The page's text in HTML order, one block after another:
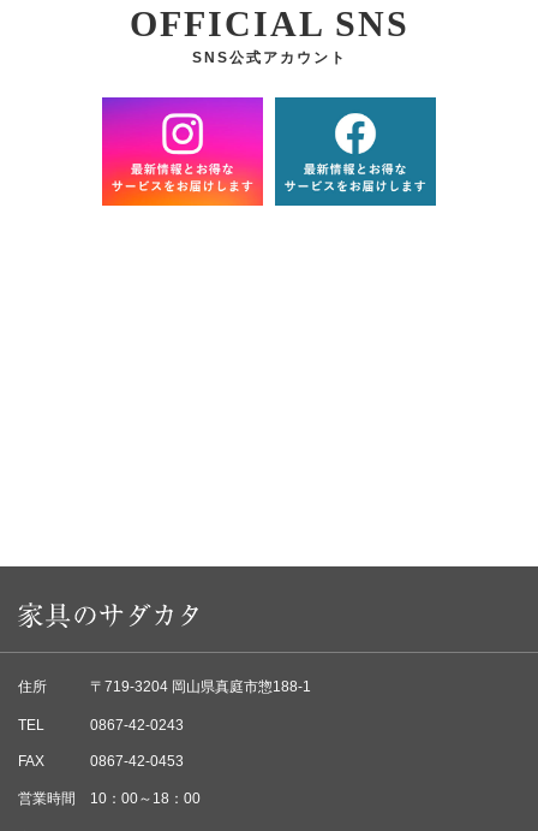
OFFICIAL SNS
SNS公式アカウント
住所 〒719-3204 岡山県真庭市惣188-1
TEL 0867-42-0243
FAX 0867-42-0453
営業時間 10：00～18：00